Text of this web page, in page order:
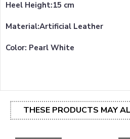
Heel Height:15 cm
Material:Artificial Leather
Color: Pearl White
THESE PRODUCTS MAY